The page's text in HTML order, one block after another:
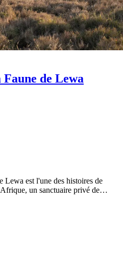
de Lewa
Lewa est l'une des histoires de
un sanctuaire privé de
dans le cadre du site du
Lewa a joué un rôle essentiel
de rhinocéros du Kenya, faisant
à plus de 200 rhinocéros noirs et
Five et possède la plus grande